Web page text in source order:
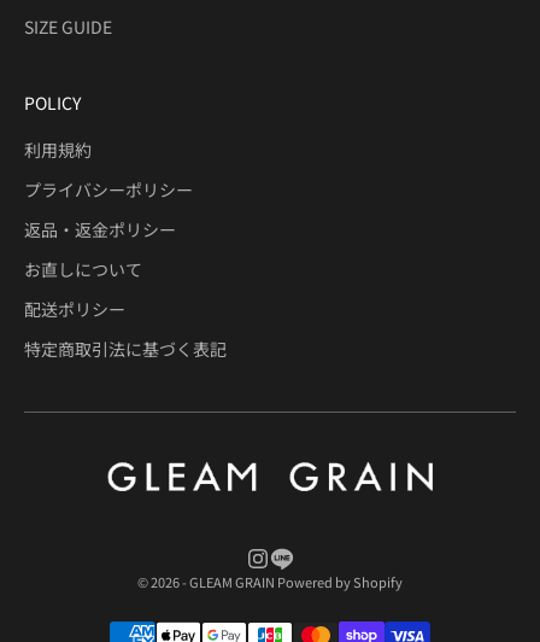
SIZE GUIDE
POLICY
利用規約
プライバシーポリシー
返品・返金ポリシー
お直しについて
配送ポリシー
特定商取引法に基づく表記
© 2026 - GLEAM GRAIN Powered by Shopify